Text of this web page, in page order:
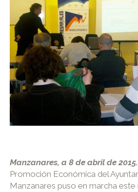
Manzanares, a 8 de abril de 2015.
Promoción Económica del
Manzanares puso en marcha